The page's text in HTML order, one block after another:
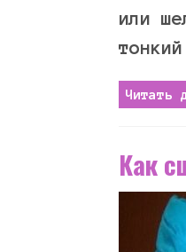
или
Читать
Как